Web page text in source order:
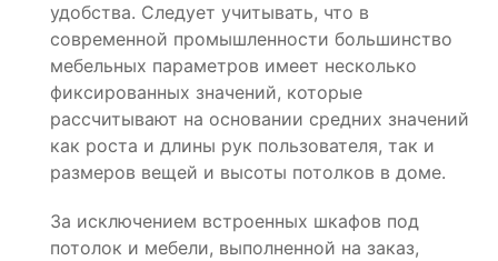
удобства. Следует учитывать, что в
современной промышленности большинство
мебельных параметров имеет несколько
фиксированных значений, которые
рассчитывают на основании средних значений
как роста и длины рук пользователя, так и
размеров вещей и высоты потолков в доме.
За исключением встроенных шкафов под
потолок и мебели, выполненной на заказ,